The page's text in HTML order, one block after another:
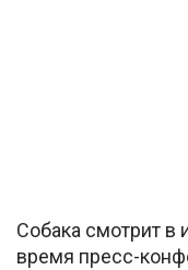
Собака смотрит в
время пресс-